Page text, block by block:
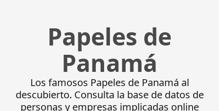
Papeles de
Panamá
Los famosos Papeles de Panamá al
descubierto. Consulta la base de datos de
personas y empresas implicadas online